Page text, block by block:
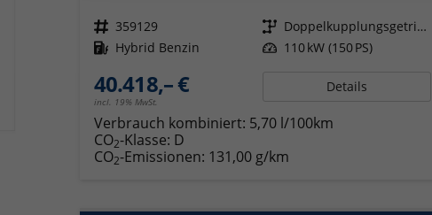
Fahrzeugnr. 359129 Getriebe
Doppelkupplungsgetriebe (DSG)
Kraftstoff Hybrid Benzin Leistung 110 kW (150 PS)
40.418,– €
incl. 19% MwSt.
Details
Verbrauch kombiniert: 5,70 l/100km
CO2-Klasse: D
CO2-Emissionen: 131,00 g/km